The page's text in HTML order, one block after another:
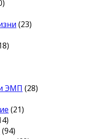
(23)
ЭМП (28)
(21)
(94)